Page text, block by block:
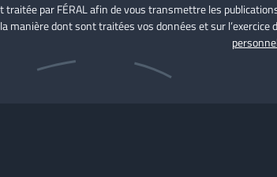
traitée par FÉRAL afin de vous transmettre les
manière dont sont traitées vos données et sur